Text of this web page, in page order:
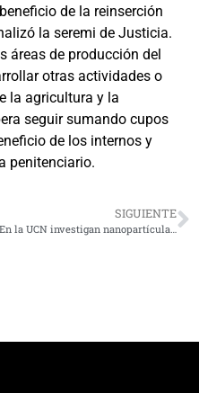
de la reinserción
la seremi de Justicia.
áreas de producción del
otras actividades o
la agricultura y la
seguir sumando cupos
de los internos y
penitenciario.
SIGUIENTE
En la UCN investigan nanopartículas metálicas para producir hidrógeno